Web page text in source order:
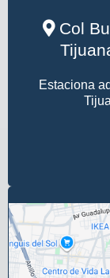
Col
Estaciona